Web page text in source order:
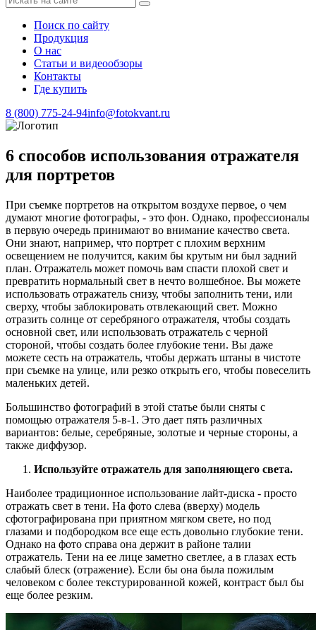
Поиск по сайту
Продукция
О нас
Статьи и видеообзоры
Контакты
Где купить
8 (800) 775-24-94info@fotokvant.ru
6 способов использования отражателя
для портретов
При съемке портретов на открытом воздухе первое, о чем
думают многие фотографы, - это фон. Однако, профессионалы
в первую очередь принимают во внимание качество света.
Они знают, например, что портрет с плохим верхним
освещением не получится, каким бы крутым ни был задний
план. Отражатель может помочь вам спасти плохой свет и
превратить нормальный свет в нечто волшебное. Вы можете
использовать отражатель снизу, чтобы заполнить тени, или
сверху, чтобы заблокировать отвлекающий свет. Можно
отразить солнце от серебряного отражателя, чтобы создать
основной свет, или использовать отражатель с черной
стороной, чтобы создать более глубокие тени. Вы даже
можете сесть на отражатель, чтобы держать штаны в чистоте
при съемке на улице, или резко открыть его, чтобы повеселить
маленьких детей.
Большинство фотографий в этой статье были сняты с
помощью отражателя 5-в-1. Это дает пять различных
вариантов: белые, серебряные, золотые и черные стороны, а
также диффузор.
Используйте отражатель для заполняющего света.
Наиболее традиционное использование лайт-диска - просто
отражать свет в тени. На фото слева (вверху) модель
сфотографирована при приятном мягком свете, но под
глазами и подбородком все еще есть довольно глубокие тени.
Однако на фото справа она держит в районе талии
отражатель. Тени на ее лице заметно светлее, а в глазах есть
слабый блеск (отражение). Если бы она была пожилым
человеком с более текстурированной кожей, контраст был бы
еще более резким.